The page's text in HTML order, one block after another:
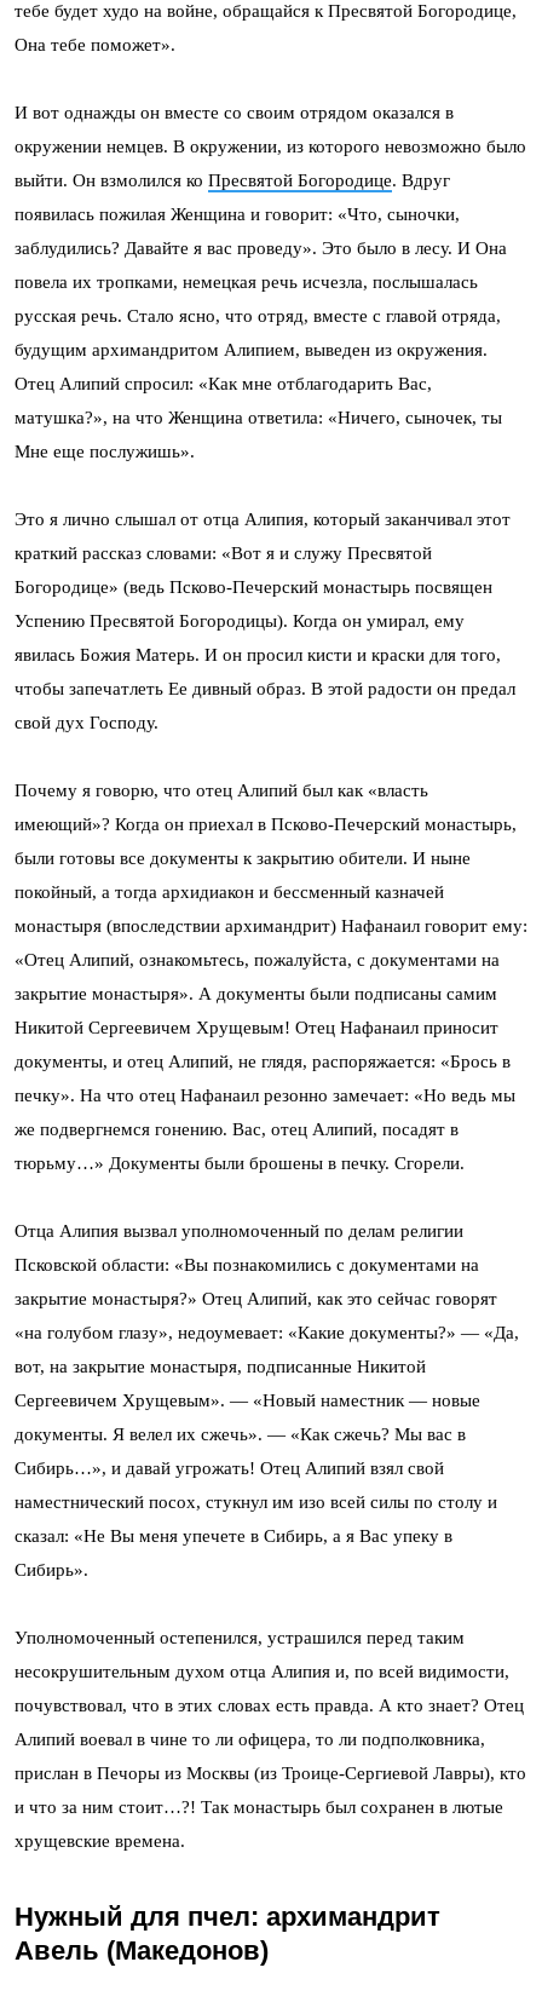
тебе будет худо на войне, обращайся к Пресвятой Богородице,
Она тебе поможет».
И вот однажды он вместе со своим отрядом оказался в
окружении немцев. В окружении, из которого невозможно было
выйти. Он взмолился ко Пресвятой Богородице. Вдруг
появилась пожилая Женщина и говорит: «Что, сыночки,
заблудились? Давайте я вас проведу». Это было в лесу. И Она
повела их тропками, немецкая речь исчезла, послышалась
русская речь. Стало ясно, что отряд, вместе с главой отряда,
будущим архимандритом Алипием, выведен из окружения.
Отец Алипий спросил: «Как мне отблагодарить Вас,
матушка?», на что Женщина ответила: «Ничего, сыночек, ты
Мне еще послужишь».
Это я лично слышал от отца Алипия, который заканчивал этот
краткий рассказ словами: «Вот я и служу Пресвятой
Богородице» (ведь Псково-Печерский монастырь посвящен
Успению Пресвятой Богородицы). Когда он умирал, ему
явилась Божия Матерь. И он просил кисти и краски для того,
чтобы запечатлеть Ее дивный образ. В этой радости он предал
свой дух Господу.
Почему я говорю, что отец Алипий был как «власть
имеющий»? Когда он приехал в Псково-Печерский монастырь,
были готовы все документы к закрытию обители. И ныне
покойный, а тогда архидиакон и бессменный казначей
монастыря (впоследствии архимандрит) Нафанаил говорит ему:
«Отец Алипий, ознакомьтесь, пожалуйста, с документами на
закрытие монастыря». А документы были подписаны самим
Никитой Сергеевичем Хрущевым! Отец Нафанаил приносит
документы, и отец Алипий, не глядя, распоряжается: «Брось в
печку». На что отец Нафанаил резонно замечает: «Но ведь мы
же подвергнемся гонению. Вас, отец Алипий, посадят в
тюрьму…» Документы были брошены в печку. Сгорели.
Отца Алипия вызвал уполномоченный по делам религии
Псковской области: «Вы познакомились с документами на
закрытие монастыря?» Отец Алипий, как это сейчас говорят
«на голубом глазу», недоумевает: «Какие документы?» — «Да,
вот, на закрытие монастыря, подписанные Никитой
Сергеевичем Хрущевым». — «Новый наместник — новые
документы. Я велел их сжечь». — «Как сжечь? Мы вас в
Сибирь…», и давай угрожать! Отец Алипий взял свой
наместнический посох, стукнул им изо всей силы по столу и
сказал: «Не Вы меня упечете в Сибирь, а я Вас упеку в
Сибирь».
Уполномоченный остепенился, устрашился перед таким
несокрушительным духом отца Алипия и, по всей видимости,
почувствовал, что в этих словах есть правда. А кто знает? Отец
Алипий воевал в чине то ли офицера, то ли подполковника,
прислан в Печоры из Москвы (из Троице-Сергиевой Лавры), кто
и что за ним стоит…?! Так монастырь был сохранен в лютые
хрущевские времена.
Нужный для пчел: архимандрит
Авель (Македонов)